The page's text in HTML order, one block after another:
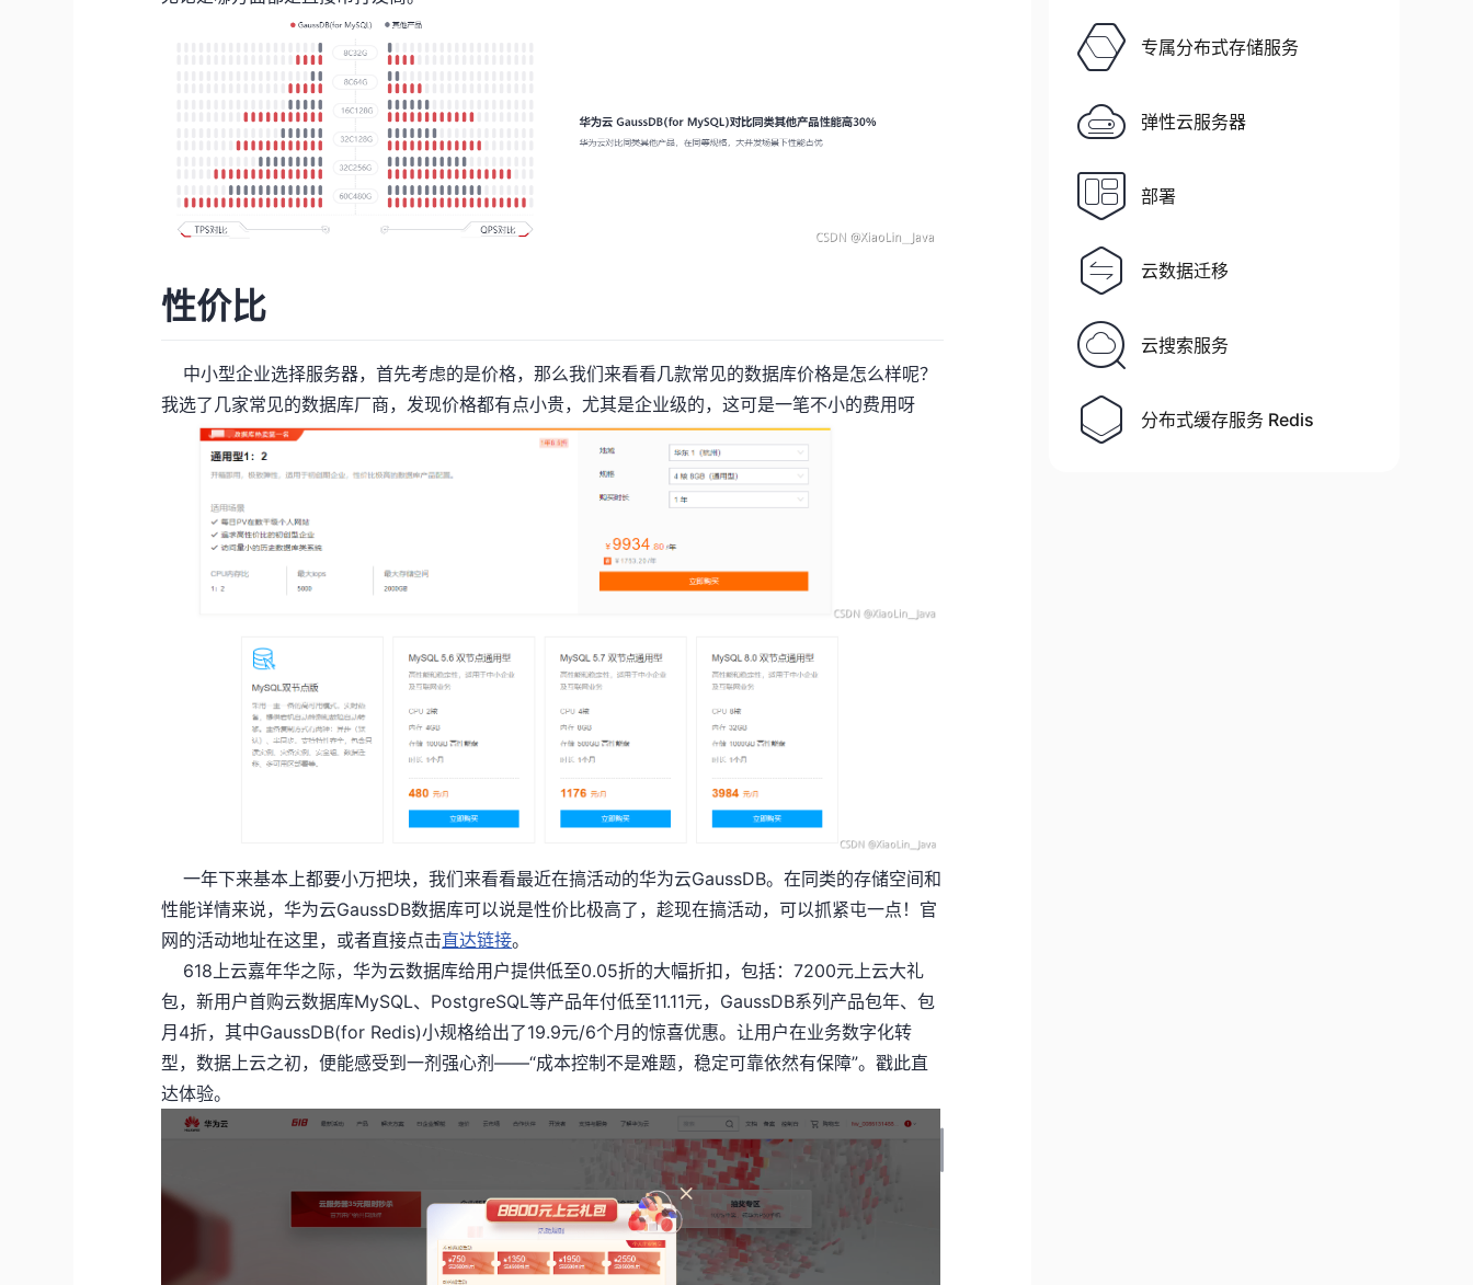
性价比
中小型企业选择服务器，首先考虑的是价格，那么我们来看看几款常见的数据库价格是怎么样呢？
我选了几家常见的数据库厂商，发现价格都有点小贵，尤其是企业级的，这可是一笔不小的费用呀
一年下来基本上都要小万把块，我们来看看最近在搞活动的华为云GaussDB。在同类的存储空间和
性能详情来说，华为云GaussDB数据库可以说是性价比极高了，趁现在搞活动，可以抓紧屯一点！官
网的活动地址在这里，或者直接点击直达链接。
618上云嘉年华之际，华为云数据库给用户提供低至0.05折的大幅折扣，包括：7200元上云大礼
包，新用户首购云数据库MySQL、PostgreSQL等产品年付低至11.11元，GaussDB系列产品包年、包
月4折，其中GaussDB(for Redis)小规格给出了19.9元/6个月的惊喜优惠。让用户在业务数字化转
型，数据上云之初，便能感受到一剂强心剂——“成本控制不是难题，稳定可靠依然有保障”。戳此直
达体验。
专属分布式存储服务
弹性云服务器
部署
云数据迁移
云搜索服务
分布式缓存服务 Redis